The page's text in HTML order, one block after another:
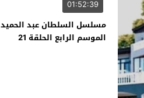
01:52:39
مسلسل السلطان عبد الحميد
الموسم الرابع الحلقة 21